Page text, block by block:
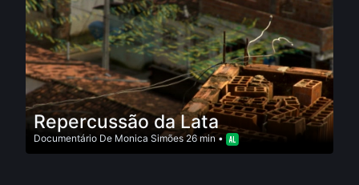
Repercussão da Lata
Documentário De Monica Simões26 min •